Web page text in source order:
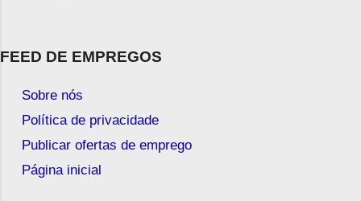
FEED DE EMPREGOS
Sobre nós
Política de privacidade
Publicar ofertas de emprego
Página inicial